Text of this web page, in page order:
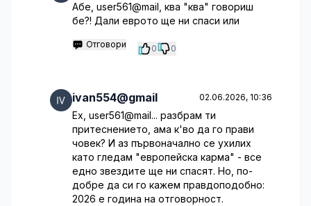
Абе, user561@mail, ква "ква" говориш
бе?! Дали еврото ще ни спаси или
Отговори 0 0
ivan554@gmail 02.06.2026, 10:36
Ех, user561@mail... разбрам ти
притеснението, ама к'во да го прави
човек? И аз първоначално се ухилих
като гледам "европейска карма" - все
едно звездите ще ни спасят. Но, по-
добре да си го кажем правдоподобно:
2026 е година на отговорност.